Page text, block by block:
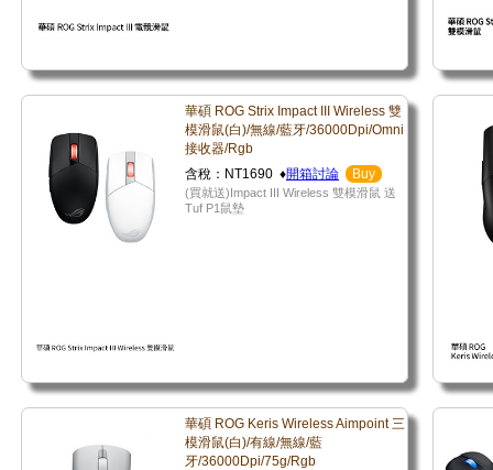
華碩 ROG Strix Impact III Wireless 雙
模滑鼠(白)/無線/藍牙/36000Dpi/Omni
接收器/Rgb
含稅：NT1690 ♦開箱討論 Buy
(買就送)Impact III Wireless 雙模滑鼠 送
Tuf P1鼠墊
華碩 ROG Keris Wireless Aimpoint 三
模滑鼠(白)/有線/無線/藍
牙/36000Dpi/75g/Rgb